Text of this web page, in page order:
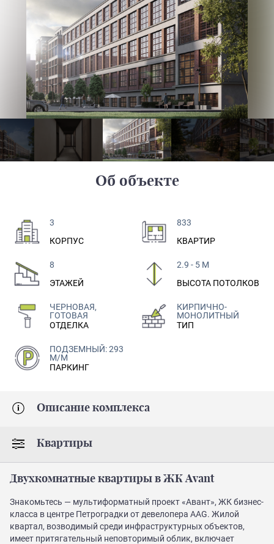
Об объекте
3
КОРПУС
833
КВАРТИР
8
ЭТАЖЕЙ
2.9 - 5 М
ВЫСОТА ПОТОЛКОВ
ЧЕРНОВАЯ,
ГОТОВАЯ
ОТДЕЛКА
КИРПИЧНО-
МОНОЛИТНЫЙ
ТИП
ПОДЗЕМНЫЙ: 293
М/М
ПАРКИНГ
Описание комплекса
Квартиры
Двухкомнатные квартиры в ЖК Avant
Знакомьтесь — мультиформатный проект «Авант», ЖК бизнес-
класса в центре Петроградки от девелопера AAG. Жилой
квартал, возводимый среди инфраструктурных объектов,
имеет притягательный неповторимый облик, включает